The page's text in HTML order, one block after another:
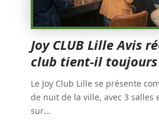
Joy CLUB Lille Avis
club tient-il
Le Joy Club Lille se présente
de nuit de la ville, avec 3 salles
sur…